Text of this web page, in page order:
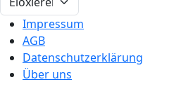
Impressum
AGB
Datenschutzerklärung
Über uns